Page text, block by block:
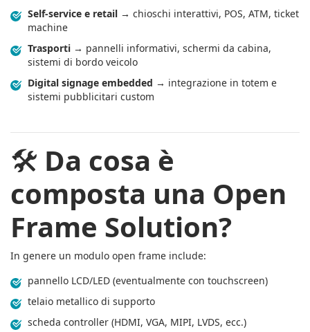
Self-service e retail → chioschi interattivi, POS, ATM, ticket
machine
Trasporti → pannelli informativi, schermi da cabina,
sistemi di bordo veicolo
Digital signage embedded → integrazione in totem e
sistemi pubblicitari custom
🛠️ Da cosa è
composta una Open
Frame Solution?
In genere un modulo open frame include:
pannello LCD/LED (eventualmente con touchscreen)
telaio metallico di supporto
scheda controller (HDMI, VGA, MIPI, LVDS, ecc.)